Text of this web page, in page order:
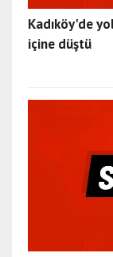
Kadıköy'de
içine düştü